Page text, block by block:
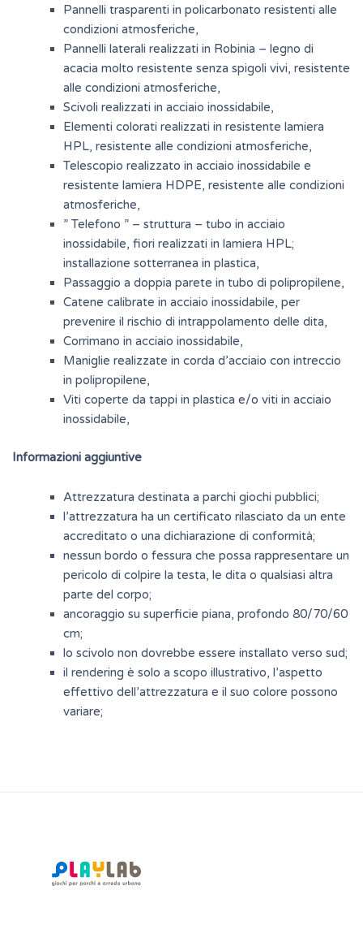
Pannelli trasparenti in policarbonato resistenti alle
condizioni atmosferiche,
Pannelli laterali realizzati in Robinia – legno di
acacia molto resistente senza spigoli vivi, resistente
alle condizioni atmosferiche,
Scivoli realizzati in acciaio inossidabile,
Elementi colorati realizzati in resistente lamiera
HPL, resistente alle condizioni atmosferiche,
Telescopio realizzato in acciaio inossidabile e
resistente lamiera HDPE, resistente alle condizioni
atmosferiche,
” Telefono ” – struttura – tubo in acciaio
inossidabile, fiori realizzati in lamiera HPL;
installazione sotterranea in plastica,
Passaggio a doppia parete in tubo di polipropilene,
Catene calibrate in acciaio inossidabile, per
prevenire il rischio di intrappolamento delle dita,
Corrimano in acciaio inossidabile,
Maniglie realizzate in corda d’acciaio con intreccio
in polipropilene,
Viti coperte da tappi in plastica e/o viti in acciaio
inossidabile,
Informazioni aggiuntive
Attrezzatura destinata a parchi giochi pubblici;
l’attrezzatura ha un certificato rilasciato da un ente
accreditato o una dichiarazione di conformità;
nessun bordo o fessura che possa rappresentare un
pericolo di colpire la testa, le dita o qualsiasi altra
parte del corpo;
ancoraggio su superficie piana, profondo 80/70/60
cm;
lo scivolo non dovrebbe essere installato verso sud;
il rendering è solo a scopo illustrativo, l’aspetto
effettivo dell’attrezzatura e il suo colore possono
variare;